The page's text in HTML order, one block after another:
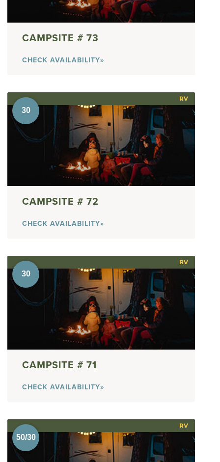
73
CHECK AVAILABILITY»
RV
72
CHECK AVAILABILITY»
RV
71
CHECK AVAILABILITY»
RV